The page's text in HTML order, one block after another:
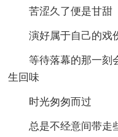
苦涩久了便是甘甜
演好属于自己的戏
等待落幕的那一刻
生回味
时光匆匆而过
总是不经意间带走